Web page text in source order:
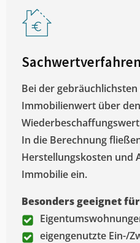
Sachwertverfahren
Bei der
Immobilienwert über den
In die Berechnung
Herstellungskosten und
Immobilie ein.
Besonders geeignet
eigengenutzte Ein-/